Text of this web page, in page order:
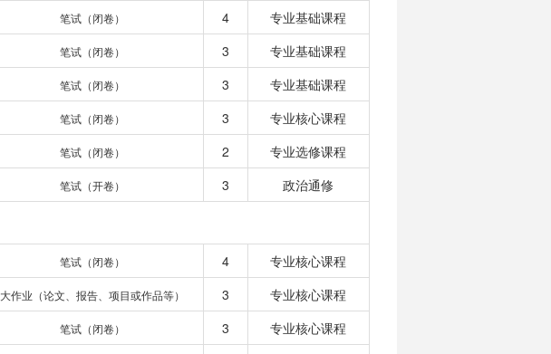
笔试（闭卷） 4
专业基础课程
笔试（闭卷） 3
专业基础课程
笔试（闭卷） 3
专业基础课程
笔试（闭卷） 3
专业核心课程
笔试（闭卷） 2
专业选修课程
笔试（开卷） 3 政治通修
笔试（闭卷） 4
专业核心课程
大作业（论文、报告、项目或作品等） 3
专业核心课程
笔试（闭卷） 3
专业核心课程